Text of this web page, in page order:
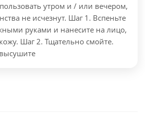
утром и / или вечером,
не исчезнут. Шаг 1. Вспеньте
руками и нанесите на лицо,
Шаг 2. Тщательно смойте.